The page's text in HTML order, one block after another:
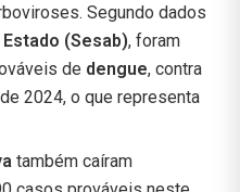
Segundo dados
(Sesab), foram
de dengue, contra
2024, o que representa
também caíram